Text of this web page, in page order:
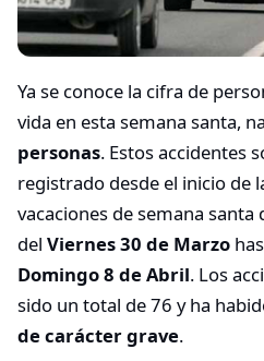
Ya se conoce la cifra de
vida en esta semana santa,
personas. Estos accidentes
registrado desde el inicio de
vacaciones de semana santa
del Viernes 30 de Marzo
Domingo 8 de Abril. Los
sido un total de 76 y ha
de carácter grave.